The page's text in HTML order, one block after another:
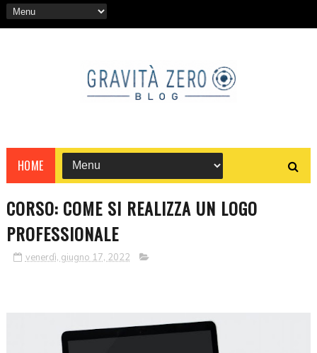
HOME
CORSO: COME SI REALIZZA UN LOGO
PROFESSIONALE
venerdì, giugno 17, 2022